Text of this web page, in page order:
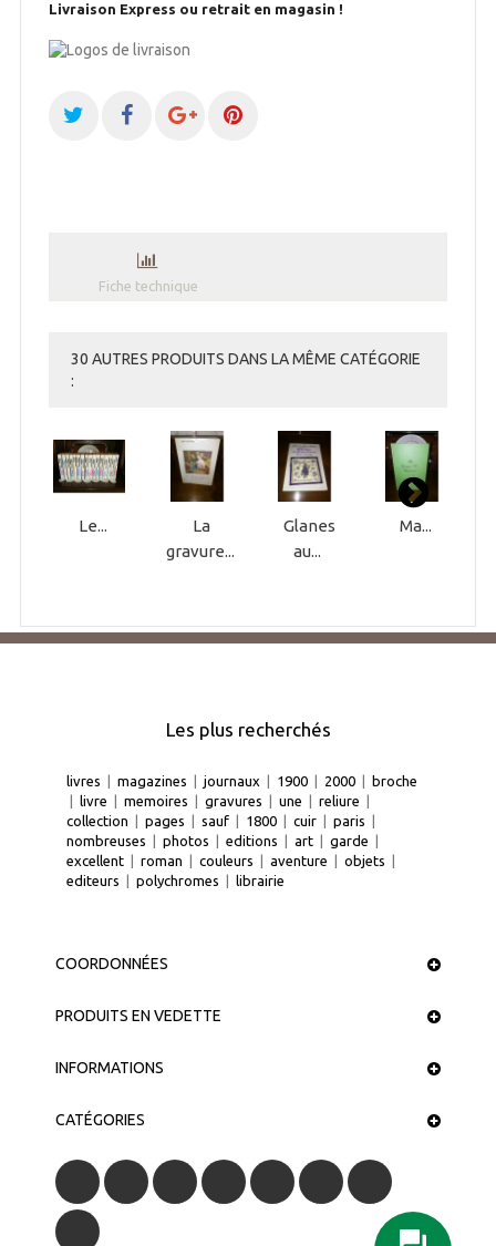
Livraison Express ou retrait en magasin !
Fiche technique
30 AUTRES PRODUITS DANS LA MÊME CATÉGORIE
:
Le...
La
gravure...
Glanes
au...
Ma...
Les plus recherchés
livres | magazines | journaux | 1900 | 2000 | broche
| livre | memoires | gravures | une | reliure |
collection | pages | sauf | 1800 | cuir | paris |
nombreuses | photos | editions | art | garde |
excellent | roman | couleurs | aventure | objets |
editeurs | polychromes | librairie
COORDONNÉES
PRODUITS EN VEDETTE
INFORMATIONS
CATÉGORIES